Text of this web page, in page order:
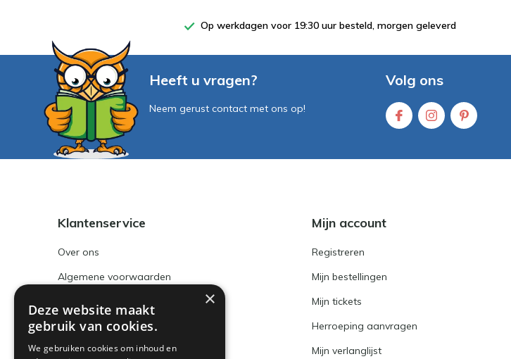
Op werkdagen voor 19:30 uur besteld, morgen geleverd
Heeft u vragen?
Neem gerust contact met ons op!
Volg ons
Klantenservice
Over ons
Algemene voorwaarden
Privacy Policy
Betaalmethoden en BTW nummer
Mijn account
Registreren
Mijn bestellingen
Mijn tickets
Herroeping aanvragen
Mijn verlanglijst
×
Deze website maakt
gebruik van cookies.
We gebruiken cookies om inhoud en